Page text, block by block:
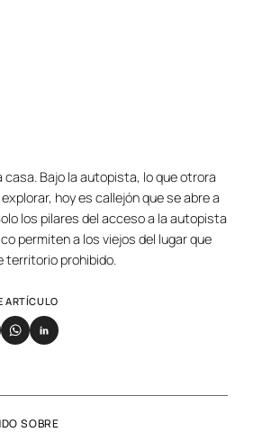
casa. Bajo la autopista, lo que otrora
hoy es callejón que se abre a
los pilares del acceso a la autopista
permiten a los viejos del lugar que
territorio prohibido.
ARTÍCULO
SOBRE